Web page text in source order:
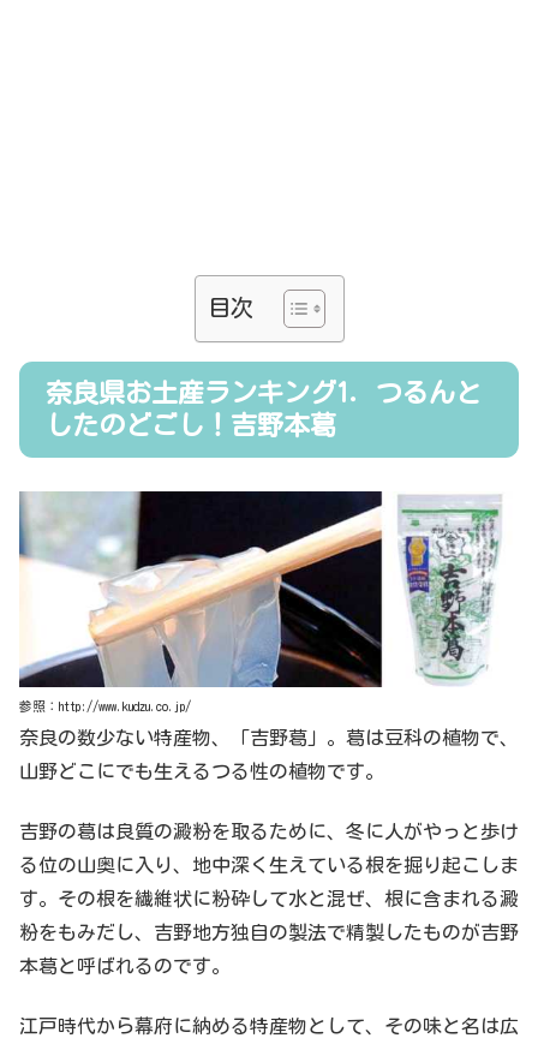
目次
奈良県お土産ランキング1．つるんと
したのどごし！吉野本葛
参照：http://www.kudzu.co.jp/
奈良の数少ない特産物、「吉野葛」。葛は豆科の植物で、
山野どこにでも生えるつる性の植物です。
吉野の葛は良質の澱粉を取るために、冬に人がやっと歩け
る位の山奥に入り、地中深く生えている根を掘り起こしま
す。その根を繊維状に粉砕して水と混ぜ、根に含まれる澱
粉をもみだし、吉野地方独自の製法で精製したものが吉野
本葛と呼ばれるのです。
江戸時代から幕府に納める特産物として、その味と名は広